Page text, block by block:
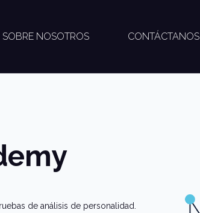
SOBRE NOSOTROS CONTÁCTANOS
de análisis de personalidad.